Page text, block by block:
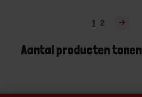
1 2
Aantal producten tonen